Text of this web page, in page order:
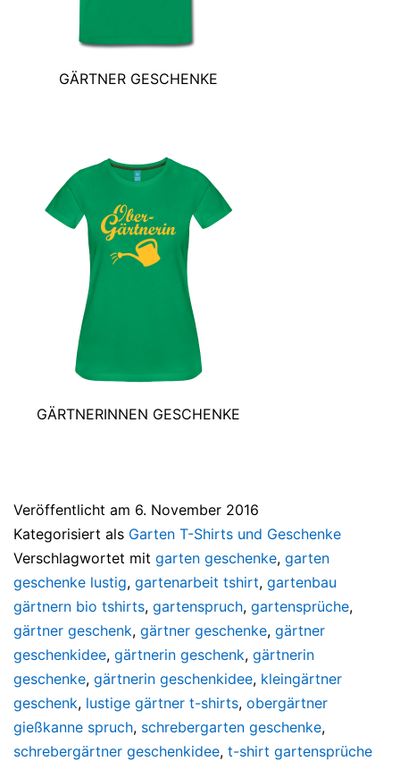
GÄRTNER GESCHENKE
GÄRTNERINNEN GESCHENKE
Veröffentlicht am 6. November 2016
Kategorisiert als Garten T-Shirts und Geschenke
Verschlagwortet mit garten geschenke, garten
geschenke lustig, gartenarbeit tshirt, gartenbau
gärtnern bio tshirts, gartenspruch, gartensprüche,
gärtner geschenk, gärtner geschenke, gärtner
geschenkidee, gärtnerin geschenk, gärtnerin
geschenke, gärtnerin geschenkidee, kleingärtner
geschenk, lustige gärtner t-shirts, obergärtner
gießkanne spruch, schrebergarten geschenke,
schrebergärtner geschenkidee, t-shirt gartensprüche